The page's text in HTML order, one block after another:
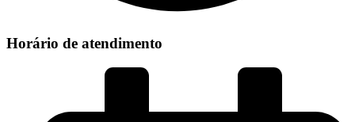
Horário de atendimento